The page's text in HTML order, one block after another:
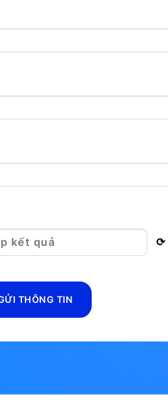
⟳
THÔNG TIN